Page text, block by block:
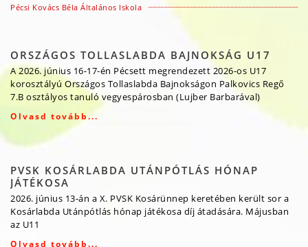
Pécsi Kovács Béla Általános Iskola
ORSZÁGOS TOLLASLABDA BAJNOKSÁG U17
A 2026. június 16-17-én Pécsett megrendezett 2026-os U17
korosztályú Országos Tollaslabda Bajnokságon Palkovics Regő
7.B osztályos tanuló vegyespárosban (Lujber Barbarával)
Olvasd tovább...
PVSK KOSÁRLABDA UTÁNPÓTLÁS HÓNAP
JÁTÉKOSA
2026. június 13-án a X. PVSK Kosárünnep keretében került sor a
Kosárlabda Utánpótlás hónap játékosa díj átadására. Májusban
az U11
Olvasd tovább...